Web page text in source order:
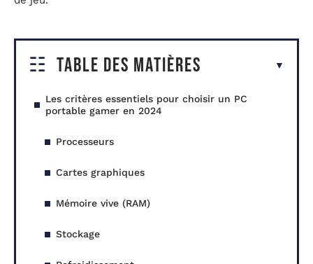
Table des matières
Les critères essentiels pour choisir un PC
portable gamer en 2024
Processeurs
Cartes graphiques
Mémoire vive (RAM)
Stockage